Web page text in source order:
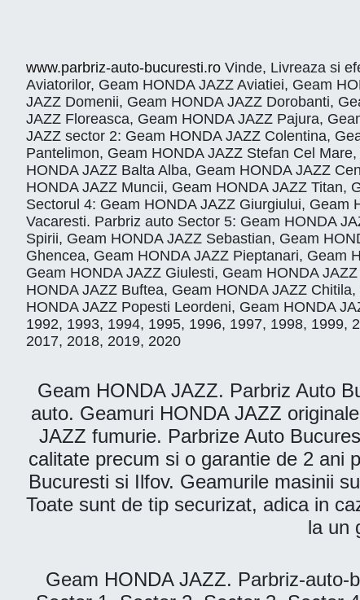
www.parbriz-auto-bucuresti.ro Vinde, Livreaza si
Aviatorilor, Geam HONDA JAZZ Aviatiei, Geam
JAZZ Domenii, Geam HONDA JAZZ Dorobanti,
JAZZ Floreasca, Geam HONDA JAZZ Pajura,
JAZZ sector 2: Geam HONDA JAZZ Colentina,
Pantelimon, Geam HONDA JAZZ Stefan Cel
HONDA JAZZ Balta Alba, Geam HONDA JAZZ
HONDA JAZZ Muncii, Geam HONDA JAZZ Titan,
Sectorul 4: Geam HONDA JAZZ Giurgiului, Geam
Vacaresti. Parbriz auto Sector 5: Geam HONDA
Spirii, Geam HONDA JAZZ Sebastian, Geam
Ghencea, Geam HONDA JAZZ Pieptanari, Geam
Geam HONDA JAZZ Giulesti, Geam HONDA
HONDA JAZZ Buftea, Geam HONDA JAZZ
HONDA JAZZ Popesti Leordeni, Geam HONDA
1992, 1993, 1994, 1995, 1996, 1997, 1998, 1999,
2017, 2018, 2019, 2020
Geam HONDA JAZZ. Parbriz Auto
auto. Geamuri HONDA JAZZ
JAZZ fumurie. Parbrize Auto
calitate precum si o garantie de 2 ani
Bucuresti si Ilfov. Geamurile masinii
Toate sunt de tip securizat, adica in
la un
Geam HONDA JAZZ. Parbriz-auto-